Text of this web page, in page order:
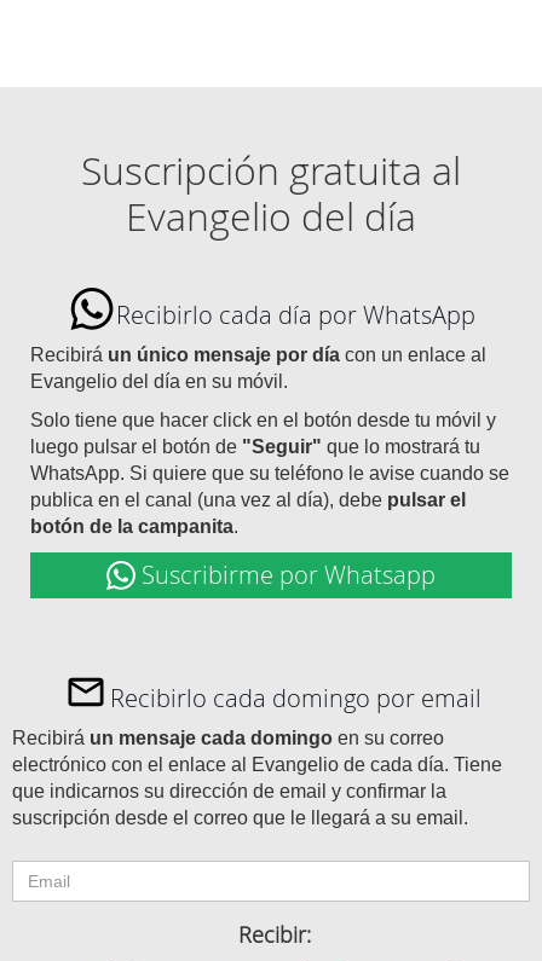
Suscripción gratuita al
Evangelio del día
Recibirlo cada día por WhatsApp
Recibirá un único mensaje por día con un enlace al
Evangelio del día en su móvil.
Solo tiene que hacer click en el botón desde tu móvil y
luego pulsar el botón de "Seguir" que lo mostrará tu
WhatsApp. Si quiere que su teléfono le avise cuando se
publica en el canal (una vez al día), debe pulsar el
botón de la campanita.
Suscribirme por Whatsapp
Recibirlo cada domingo por email
Recibirá un mensaje cada domingo en su correo
electrónico con el enlace al Evangelio de cada día. Tiene
que indicarnos su dirección de email y confirmar la
suscripción desde el correo que le llegará a su email.
Recibir: